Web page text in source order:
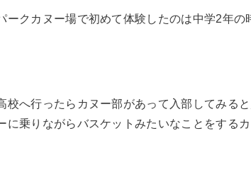
ークカヌー場で初めて体験したのは中学2年の
校へ行ったらカヌー部があって入部してみる
に乗りながらバスケットみたいなことをする